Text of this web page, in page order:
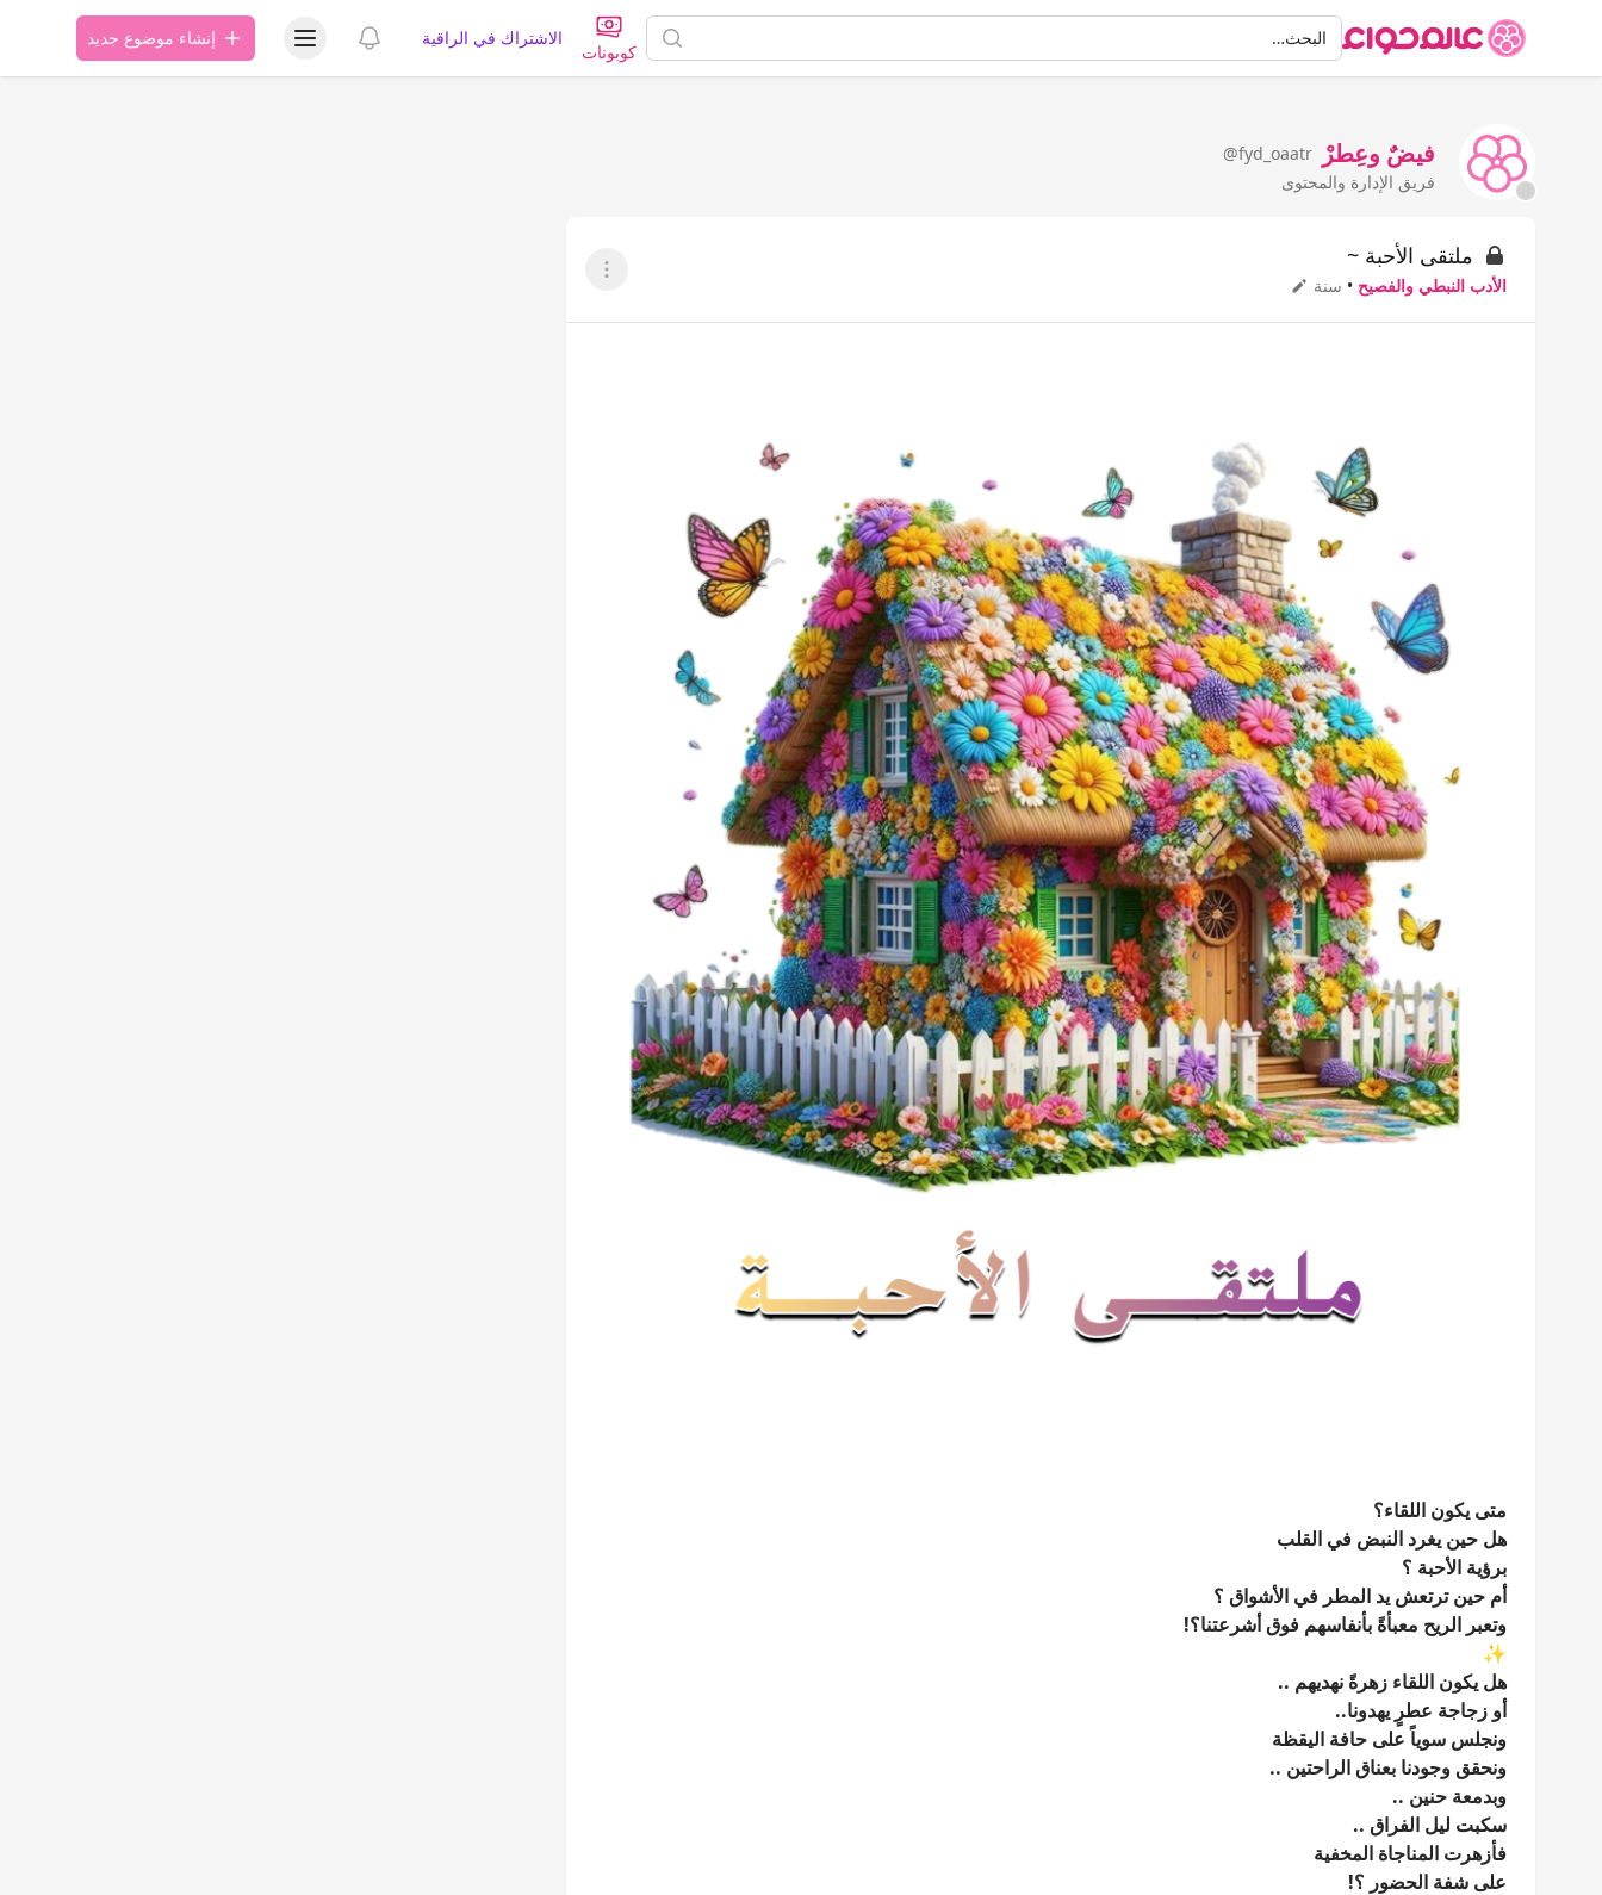
البحثالبحث…
كوبونات
الاشتراك في الراقية عرض الإشعاراتعرض قائمة المستخدمإنشاء موضوع جديد
فيضٌ وعِطرْ
@fyd_oaatr
فريق الإدارة والمحتوى
ملتقى الأحبة ~
الأدب النبطي والفصيح • سنة عرض القائمة
متى يكون اللقاء؟
هل حين يغرد النبض في القلب
برؤية الأحبة ؟
أم حين ترتعش يد المطر في الأشواق ؟
وتعبر الريح معبأةً بأنفاسهم فوق أشرعتنا؟!
✨
هل يكون اللقاء زهرةً نهديهم ..
أو زجاجة عطرٍ يهدونا..
ونجلس سوياً على حافة اليقظة
ونحقق وجودنا بعناق الراحتين ..
وبدمعة حنين ..
سكبت ليل الفراق ..
فأزهرت المناجاة المخفية
على شفة الحضور ؟!